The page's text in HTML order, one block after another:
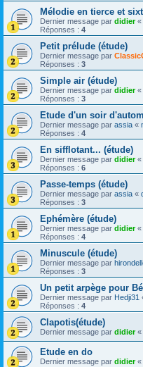
Mélodie en tierce et
Dernier message par didier«
Réponses : 4
Petit prélude (étude)
Dernier message par
Réponses : 3
Simple air (étude)
Dernier message par didier«
Réponses : 3
Etude d'un soir
Dernier message par assia «
Réponses : 4
En sifflotant... (étude)
Dernier message par didier«
Réponses : 6
Passe-temps (étude)
Dernier message par assia «
Réponses : 3
Ephémère (étude)
Dernier message par didier«
Réponses : 4
Minuscule (étude)
Dernier message par
Réponses : 3
Un petit arpège pour
Dernier message par Hedji31
Réponses : 4
Clapotis(étude)
Dernier message par didier«
Etude en do
Dernier message par didier«